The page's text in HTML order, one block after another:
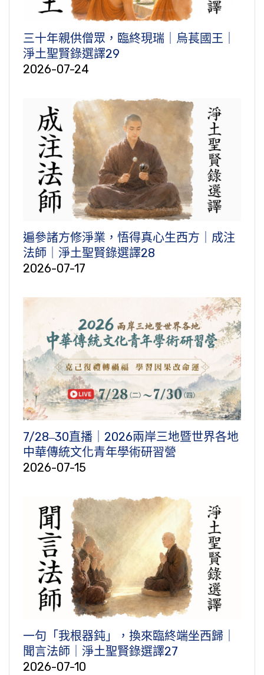
三十年親供僧眾，臨終現瑞｜烏萇國王｜
淨土聖賢錄選譯29
2026-07-24
遍參諸方修淨業，悟得真心生西方｜成注
法師｜淨土聖賢錄選譯28
2026-07-17
7/28‒30直播｜2026兩岸三地暨世界各地
中華傳統文化青年學術研習營
2026-07-15
一句「我根器鈍」，換來臨終端坐西歸｜
聞言法師｜淨土聖賢錄選譯27
2026-07-10